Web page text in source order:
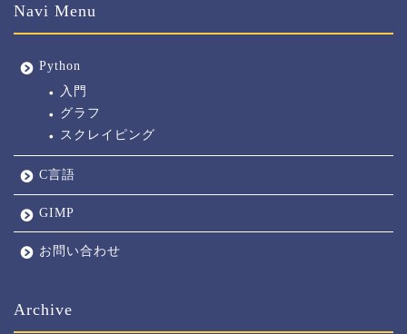
Navi Menu
Python
入門
グラフ
スクレイピング
C言語
GIMP
お問い合わせ
Archive